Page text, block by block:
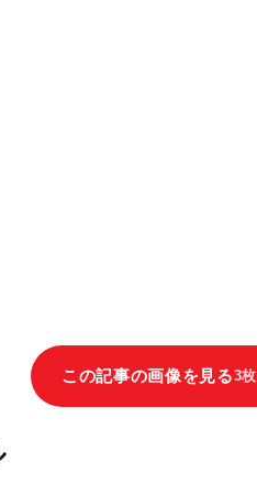
この記事の画像を見る3枚